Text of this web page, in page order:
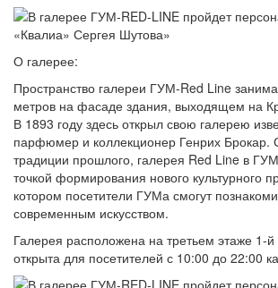
О галерее:
Пространство галереи ГУМ-Red Line
метров на фасаде здания, выходящем на
В 1893 году здесь открыл свою галерею
парфюмер и коллекционер Генрих Брокар.
традиции прошлого, галерея Red Line в
точкой формирования нового культурного
котором посетители ГУМа смогут
современным искусством.
Галерея расположена на третьем этаже 1-
открыта для посетителей с 10:00 до 22:00